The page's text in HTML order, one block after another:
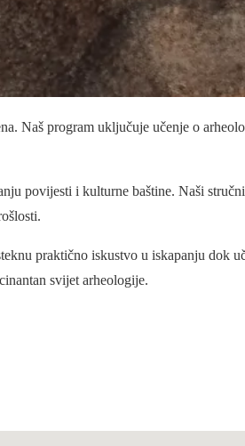
Naš program uključuje učenje o
povijesti i kulturne baštine. Naši
praktično iskustvo u iskapanju dok
svijet arheologije.